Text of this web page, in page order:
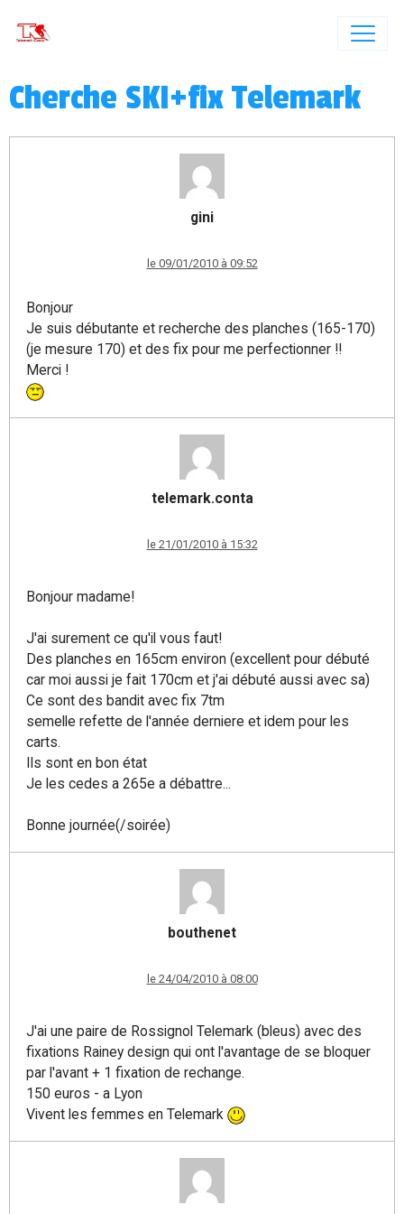
Cherche SKI+fix Telemark
gini
le 09/01/2010 à 09:52
Bonjour
Je suis débutante et recherche des planches (165-170)
(je mesure 170) et des fix pour me perfectionner !!
Merci !
telemark.conta
le 21/01/2010 à 15:32
Bonjour madame!
J'ai surement ce qu'il vous faut!
Des planches en 165cm environ (excellent pour débuté
car moi aussi je fait 170cm et j'ai débuté aussi avec sa)
Ce sont des bandit avec fix 7tm
semelle refette de l'année derniere et idem pour les
carts.
Ils sont en bon état
Je les cedes a 265e a débattre...
Bonne journée(/soirée)
bouthenet
le 24/04/2010 à 08:00
J'ai une paire de Rossignol Telemark (bleus) avec des
fixations Rainey design qui ont l'avantage de se bloquer
par l'avant + 1 fixation de rechange.
150 euros - a Lyon
Vivent les femmes en Telemark